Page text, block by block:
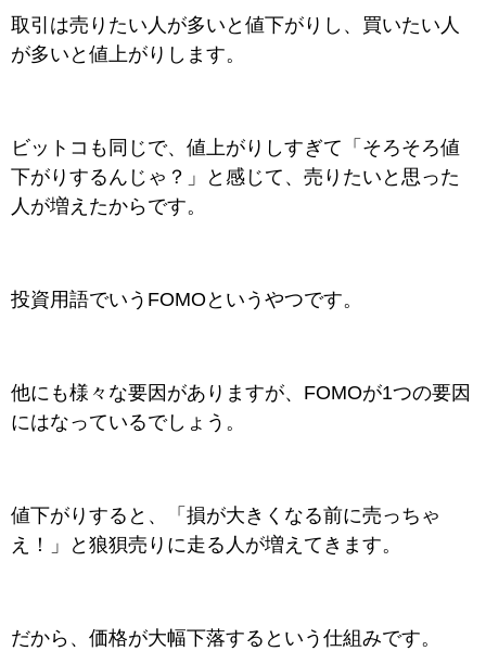
取引は売りたい人が多いと値下がりし、買いたい人
が多いと値上がりします。
ビットコも同じで、値上がりしすぎて「そろそろ値
下がりするんじゃ？」と感じて、売りたいと思った
人が増えたからです。
投資用語でいうFOMOというやつです。
他にも様々な要因がありますが、FOMOが1つの要因
にはなっているでしょう。
値下がりすると、「損が大きくなる前に売っちゃ
え！」と狼狽売りに走る人が増えてきます。
だから、価格が大幅下落するという仕組みです。